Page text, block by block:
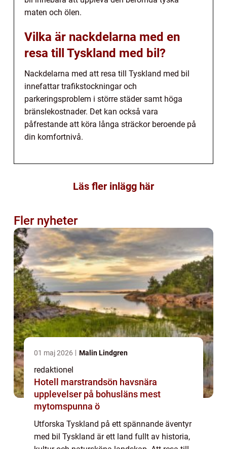
maten och ölen.
Vilka är nackdelarna med en
resa till Tyskland med bil?
Nackdelarna med att resa till Tyskland med bil
innefattar trafikstockningar och
parkeringsproblem i större städer samt höga
bränslekostnader. Det kan också vara
påfrestande att köra långa sträckor beroende på
din komfortnivå.
Läs fler inlägg här
Fler nyheter
01 maj 2026 Malin Lindgren
redaktionel
Hotell marstrandsön havsnära
upplevelser på bohusläns mest
mytomspunna ö
Utforska Tyskland på ett spännande äventyr
med bil Tyskland är ett land fullt av historia,